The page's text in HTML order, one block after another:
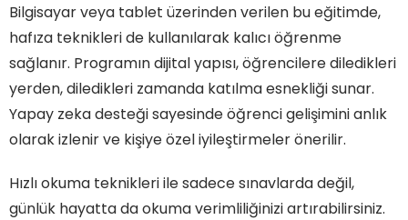
Bilgisayar veya tablet üzerinden verilen bu eğitimde,
hafıza teknikleri de kullanılarak kalıcı öğrenme
sağlanır. Programın dijital yapısı, öğrencilere diledikleri
yerden, diledikleri zamanda katılma esnekliği sunar.
Yapay zeka desteği sayesinde öğrenci gelişimini anlık
olarak izlenir ve kişiye özel iyileştirmeler önerilir.
Hızlı okuma teknikleri ile sadece sınavlarda değil,
günlük hayatta da okuma verimliliğinizi artırabilirsiniz.